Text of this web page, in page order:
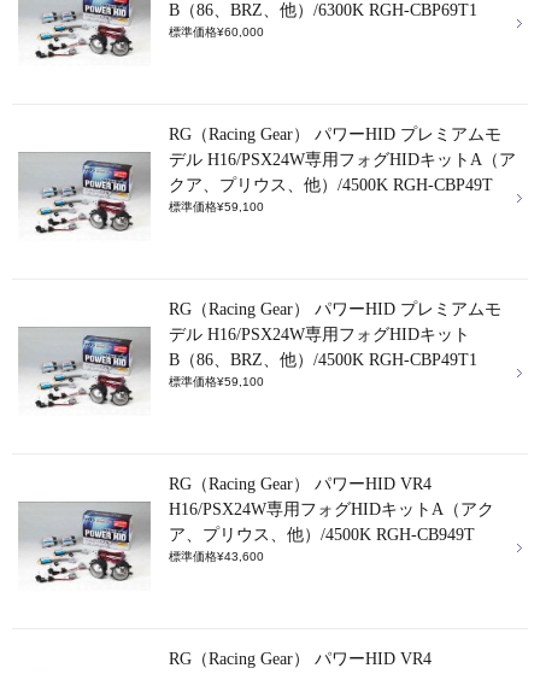
B（86、BRZ、他）/6300K RGH-CBP69T1
標準価格¥60,000
RG（Racing Gear） パワーHID プレミアムモ
デル H16/PSX24W専用フォグHIDキットA（ア
クア、プリウス、他）/4500K RGH-CBP49T
標準価格¥59,100
RG（Racing Gear） パワーHID プレミアムモ
デル H16/PSX24W専用フォグHIDキット
B（86、BRZ、他）/4500K RGH-CBP49T1
標準価格¥59,100
RG（Racing Gear） パワーHID VR4
H16/PSX24W専用フォグHIDキットA（アク
ア、プリウス、他）/4500K RGH-CB949T
標準価格¥43,600
RG（Racing Gear） パワーHID VR4